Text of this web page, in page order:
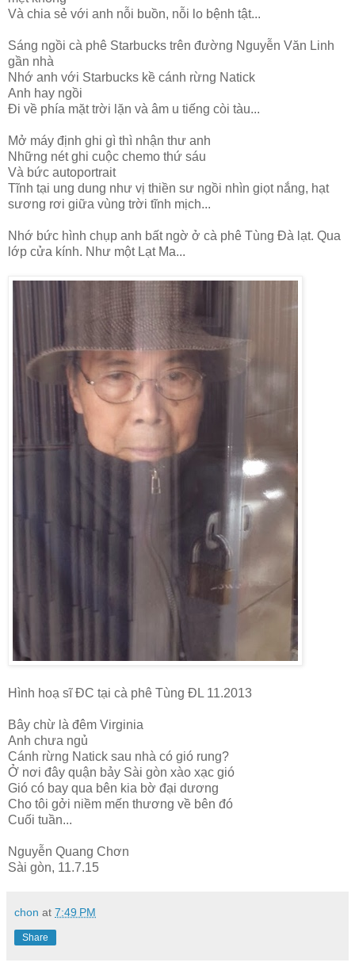
Và chia sẻ với anh nỗi buồn, nỗi lo bệnh tật...
Sáng ngồi cà phê Starbucks trên đường Nguyễn Văn Linh
gần nhà
Nhớ anh với Starbucks kề cánh rừng Natick
Anh hay ngồi
Đi về phía mặt trời lặn và âm u tiếng còi tàu...
Mở máy định ghi gì thì nhận thư anh
Những nét ghi cuộc chemo thứ sáu
Và bức autoportrait
Tĩnh tại ung dung như vị thiền sư ngồi nhìn giọt nắng, hạt
sương rơi giữa vùng trời tĩnh mịch...
Nhớ bức hình chụp anh bất ngờ ở cà phê Tùng Đà lạt. Qua
lớp cửa kính. Như một Lạt Ma...
Hình hoạ sĩ ĐC tại cà phê Tùng ĐL 11.2013
Bây chừ là đêm Virginia
Anh chưa ngủ
Cánh rừng Natick sau nhà có gió rung?
Ở nơi đây quận bảy Sài gòn xào xạc gió
Gió có bay qua bên kia bờ đại dương
Cho tôi gởi niềm mến thương về bên đó
Cuối tuần...
Nguyễn Quang Chơn
Sài gòn, 11.7.15
chon at 7:49 PM
Share